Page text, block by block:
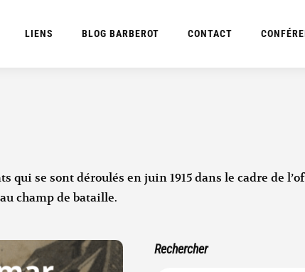
LIENS BLOG BARBEROT CONTACT
qui se sont déroulés en juin 1915 dans le cadre de
champ de bataille.
Rechercher